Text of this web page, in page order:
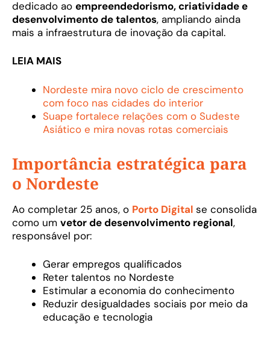
dedicado ao empreendedorismo, criatividade e
desenvolvimento de talentos, ampliando ainda
mais a infraestrutura de inovação da capital.
LEIA MAIS
Nordeste mira novo ciclo de crescimento
com foco nas cidades do interior
Suape fortalece relações com o Sudeste
Asiático e mira novas rotas comerciais
Importância estratégica para
o Nordeste
Ao completar 25 anos, o Porto Digital se consolida
como um vetor de desenvolvimento regional,
responsável por:
Gerar empregos qualificados
Reter talentos no Nordeste
Estimular a economia do conhecimento
Reduzir desigualdades sociais por meio da
educação e tecnologia